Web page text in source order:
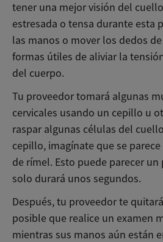
tener una mejor visión del
estresada o tensa durante esta
las manos o mover los dedos
formas útiles de aliviar la
del cuerpo.
Tu proveedor tomará algunas
cervicales usando un cepillo u
raspar algunas células del
cepillo, imagínate que se
de rímel. Esto puede parecer
solo durará unos segundos.
Después, tu proveedor te
posible que realice un examen
mientras sus manos aún están